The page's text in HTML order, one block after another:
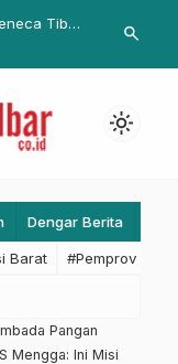
Tiba
per Hari
Prihatin
Sulbar
search
light_mode
Dengar Berita
Barat #Pemprov
Pangan
Mengga: Ini Misi